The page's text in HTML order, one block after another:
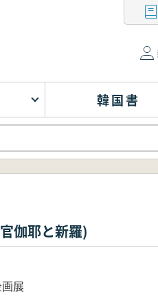
韓国書
伽耶と新羅)
展